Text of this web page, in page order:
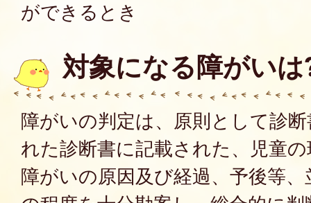
ができるとき
対象になる障がいは
障がいの判定は、原則として診
れた診断書に記載された、児童
障がいの原因及び経過、予後等